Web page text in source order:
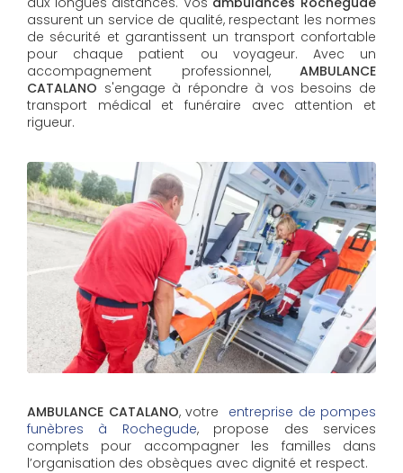
assurent un service de qualité, respectant les normes
de sécurité et garantissent un transport confortable
pour chaque patient ou voyageur. Avec un
accompagnement professionnel, AMBULANCE
CATALANO s'engage à répondre à vos besoins de
transport médical et funéraire avec attention et
rigueur.
AMBULANCE CATALANO, votre entreprise de pompes
funèbres à Rochegude, propose des services
complets pour accompagner les familles dans
l’organisation des obsèques avec dignité et respect.